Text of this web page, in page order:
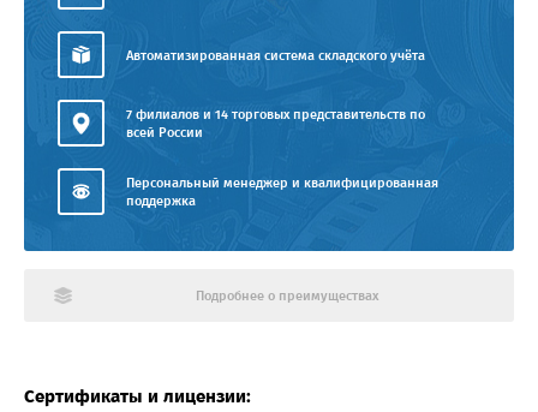
Автоматизированная система складского учёта
7 филиалов и 14 торговых представительств по
всей России
Персональный менеджер и квалифицированная
поддержка
Подробнее о преимуществах
Сертификаты и лицензии: